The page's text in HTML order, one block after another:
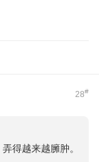
28#
得越来越臃肿。